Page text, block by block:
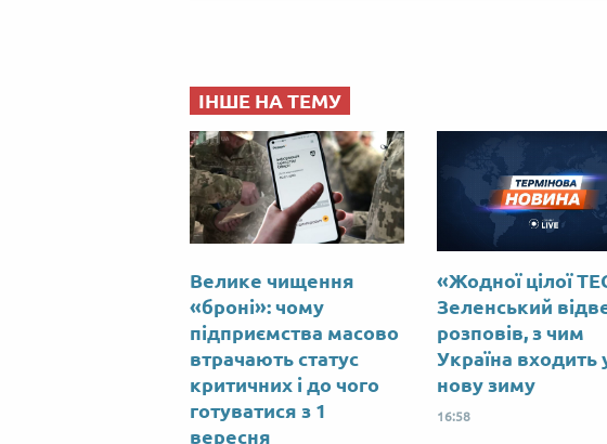
ІНШЕ НА ТЕМУ
Велике чищення
«броні»: чому
підприємства масово
втрачають статус
критичних і до чого
готуватися з 1
вересня
«Жодної цілої
Зеленський
розповів, з чим
Україна входить
нову зиму
16:58